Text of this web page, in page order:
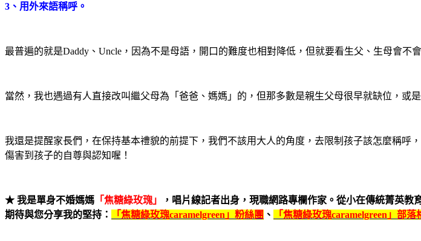
3、用外來語稱呼。
最普遍的就是Daddy 、 Uncle ，因為不是母語，開口的難度也相對降低，但就要看生父、生母會不
當然，我也遇過有人直接改叫繼父母為 「 爸爸、媽媽 」 的，但那多數是親生父母很早就缺位，或
我還是提醒家長們，在保持基本禮貌的前提下，我們不該用大人的角度，去限制孩子該怎麼稱
傷害到孩子的自尊與認知喔！
★ 我是單身不婚媽媽 「焦糖綠玫瑰」 ，唱片線記者出身，現職網路專欄作家。從小在傳統菁英
期待與您分享我的堅持：
「焦糖綠玫瑰caramelgreen 」粉絲團 、 「焦糖綠玫瑰caramelgreen 」部落